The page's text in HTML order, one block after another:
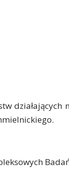
działających